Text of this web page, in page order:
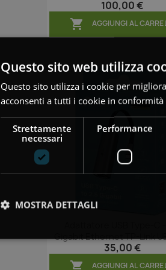
100,00 €
 AGGIUNGI AL
Gigabit Ethernet TP-Link
35,00 €
 AGGIUNGI AL
Questo sito web utilizza
Questo sito utilizza i cookie per
acconsenti a tutti i cookie in
Strettamente
necessari
Performance
MOSTRA DETTAGLI